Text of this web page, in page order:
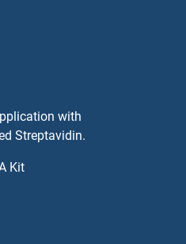
with
Streptavidin.
Kit